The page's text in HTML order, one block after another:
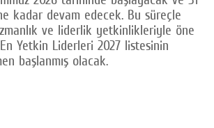
kadar devam edecek. Bu süreçle
ve liderlik yetkinlikleriyle öne
Yetkin Liderleri 2027 listesinin
başlanmış olacak.